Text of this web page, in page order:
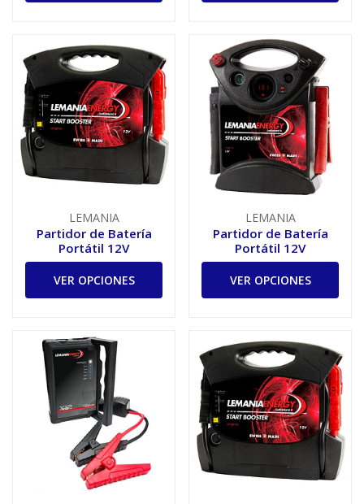
LEMANIA
Partidor de Batería
Portátil 12V
VER OPCIONES
LEMANIA
Partidor de Batería
Portátil 12V
VER OPCIONES